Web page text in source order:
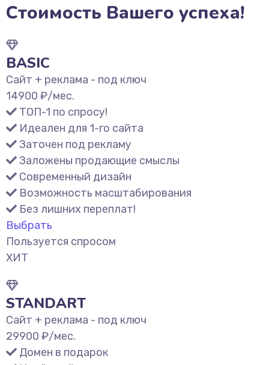
Стоимость Вашего успеха!
BASIC
Сайт + реклама - под ключ
14900 ₽/мес.
ТОП-1 по спросу!
Идеален для 1-го сайта
Заточен под рекламу
Заложены продающие смыслы
Современный дизайн
Возможность масштабирования
Без лишних переплат!
Выбрать
Пользуется спросом
ХИТ
STANDART
Сайт + реклама - под ключ
29900 ₽/мес.
Домен в подарок